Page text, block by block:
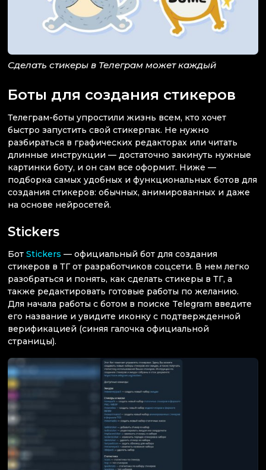
Сделать стикеры в Телеграм может каждый
Боты для создания стикеров
Телеграм-боты упростили жизнь всем, кто хочет
быстро запустить свой стикерпак. Не нужно
разбираться в графических редакторах или читать
длинные инструкции — достаточно закинуть нужные
картинки боту, и он сам все оформит. Ниже —
подборка самых удобных и функциональных ботов для
создания стикеров: обычных, анимированных и даже
на основе нейросетей.
Stickers
Бот Stickers — официальный бот для создания
стикеров в ТГ от разработчиков соцсети. В нем легко
разобраться и понять, как сделать стикеры в ТГ, а
также редактировать готовые работы по желанию.
Для начала работы с ботом в поиске Telegram введите
его название и увидите иконку с подтвержденной
верификацией (синяя галочка официальной
страницы).